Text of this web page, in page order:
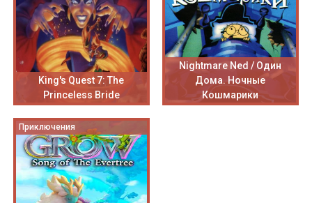
King's Quest 7: The
Princeless Bride
Nightmare Ned / Один
Дома. Ночные
Кошмарики
Приключения